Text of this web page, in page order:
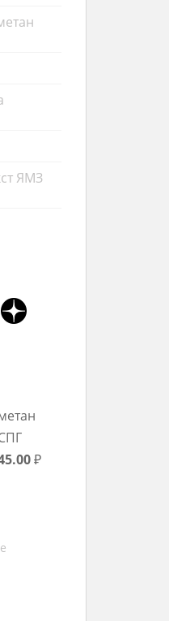
ЯМЗ
₽